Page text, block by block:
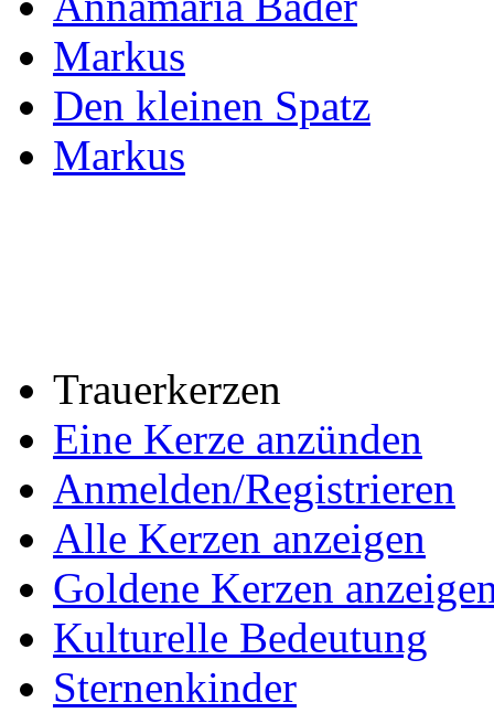
Markus
Den kleinen Spatz
Markus
Trauerkerzen
Eine Kerze anzünden
Anmelden/Registrieren
Alle Kerzen anzeigen
Goldene Kerzen
Kulturelle Bedeutung
Sternenkinder